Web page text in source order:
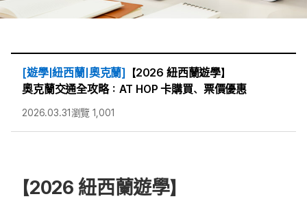
[遊學|紐西蘭|奧克蘭]
【2026 紐西蘭遊學】
奧克蘭交通全攻略：AT HOP 卡購買、票價優惠
2026.03.31瀏覽 1,001
【2026 紐西蘭遊學】